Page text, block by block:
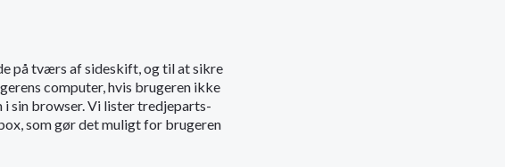
på tværs af sideskift, og til at sikre
computer, hvis brugeren ikke
sin browser. Vi lister tredjeparts-
som gør det muligt for brugeren